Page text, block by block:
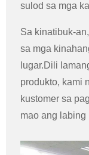
sulod sa mga
Sa kinatibuk-
sa mga
lugar.Dili
produkto, kami
kustomer sa
mao ang labing